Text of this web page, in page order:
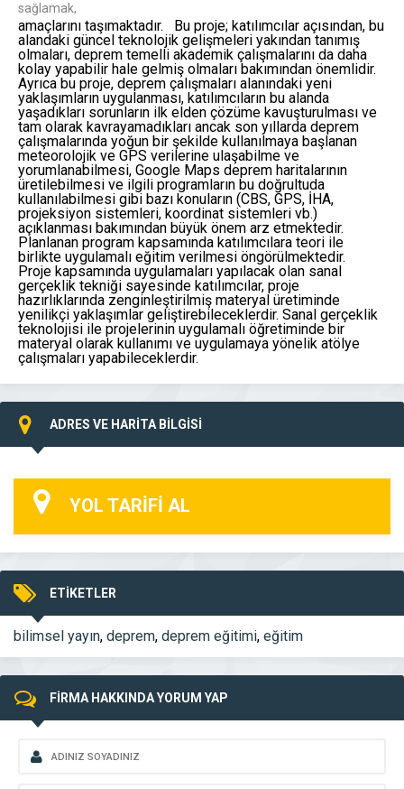
sağlamak,
amaçlarını taşımaktadır. Bu proje; katılımcılar açısından, bu
alandaki güncel teknolojik gelişmeleri yakından tanımış
olmaları, deprem temelli akademik çalışmalarını da daha
kolay yapabilir hale gelmiş olmaları bakımından önemlidir.
Ayrıca bu proje, deprem çalışmaları alanındaki yeni
yaklaşımların uygulanması, katılımcıların bu alanda
yaşadıkları sorunların ilk elden çözüme kavuşturulması ve
tam olarak kavrayamadıkları ancak son yıllarda deprem
çalışmalarında yoğun bir şekilde kullanılmaya başlanan
meteorolojik ve GPS verilerine ulaşabilme ve
yorumlanabilmesi, Google Maps deprem haritalarının
üretilebilmesi ve ilgili programların bu doğrultuda
kullanılabilmesi gibi bazı konuların (CBS, GPS, İHA,
projeksiyon sistemleri, koordinat sistemleri vb.)
açıklanması bakımından büyük önem arz etmektedir.
Planlanan program kapsamında katılımcılara teori ile
birlikte uygulamalı eğitim verilmesi öngörülmektedir.
Proje kapsamında uygulamaları yapılacak olan sanal
gerçeklik tekniği sayesinde katılımcılar, proje
hazırlıklarında zenginleştirilmiş materyal üretiminde
yenilikçi yaklaşımlar geliştirebileceklerdir. Sanal gerçeklik
teknolojisi ile projelerinin uygulamalı öğretiminde bir
materyal olarak kullanımı ve uygulamaya yönelik atölye
çalışmaları yapabileceklerdir.
ADRES VE HARİTA BİLGİSİ
YOL TARİFİ AL
ETİKETLER
bilimsel yayın, deprem, deprem eğitimi, eğitim
FİRMA HAKKINDA YORUM YAP